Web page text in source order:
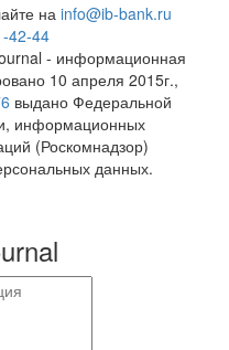
на info@ib-bank.ru
42-44
- информационная
10 апреля 2015г.,
выдано Федеральной
информационных
(Роскомнадзор)
данных.